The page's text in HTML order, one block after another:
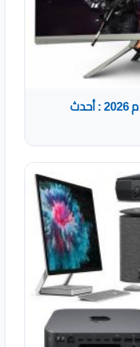
أفضل جهاز كمبيوتر مكتبي للألعاب لعام 2026 : أحدث